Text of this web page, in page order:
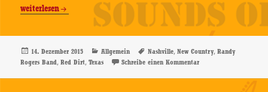
Rogers
Band
–
Same
CD-
weiterlesen
Veröffentlicht
am
14. Dezember 2015 Kategorien
Allgemein Schlagwörter
Nashville,New Country,Randy
Rogers Band,Red Dirt,Texas Schreibe einen Kommentarzu Randy Rogers Band